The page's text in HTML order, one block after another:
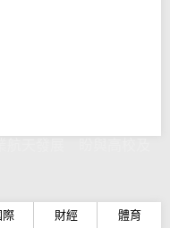
際 財經 體育